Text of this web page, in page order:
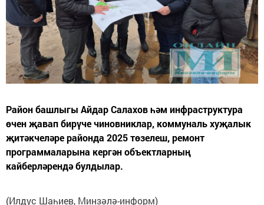
Район башлыгы Айдар Салахов һәм инфраструктура
өчен җавап бирүче чиновниклар, коммуналь хуҗалык
җитәкчеләре районда 2025 төзелеш, ремонт
программаларына кергән объектларның
кайберләрендә булдылар.
(Илдус Шаһиев, Минзәлә-информ)